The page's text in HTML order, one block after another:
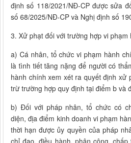
định số 118/2021/NĐ-CP được sửa
số 68/2025/NĐ-CP và Nghị định số
3. Xử phạt đối với trường hợp vi phạm
a) Cá nhân, tổ chức vi phạm hành
là tình tiết tăng nặng để người có
hành chính xem xét ra quyết định xử
trừ trường hợp quy định tại điểm b và
b) Đối với pháp nhân, tổ chức có
diện, địa điểm kinh doanh vi phạm
thời hạn được ủy quyền của pháp